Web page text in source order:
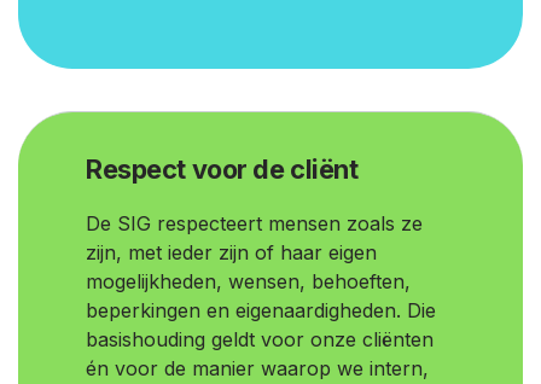
Respect voor de cliënt
De SIG respecteert mensen zoals ze
zijn, met ieder zijn of haar eigen
mogelijkheden, wensen, behoeften,
beperkingen en eigenaardigheden. Die
basishouding geldt voor onze cliënten
én voor de manier waarop we intern,